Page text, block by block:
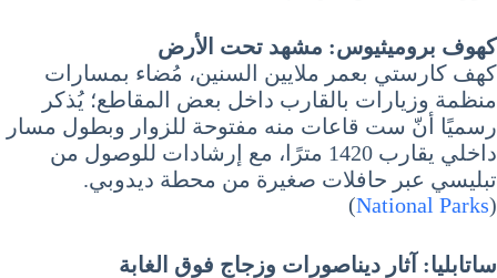
كهوف بروميثيوس: مشهد تحت الأرض
كهف كارستي بعمر ملايين السنين، مُضاء بمسارات
منظمة وزيارات بالقارب داخل بعض المقاطع؛ يُذكر
رسميًا أنّ ست قاعات منه مفتوحة للزوار وبطول مسار
داخلي يقارب 1420 مترًا، مع إرشادات للوصول من
تبليسي عبر حافلات صغيرة من محطة ديدوبي.
(
National Parks
)
ساتابليا: آثار ديناصورات وزجاج فوق الغابة